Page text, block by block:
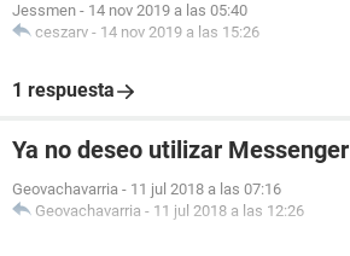
Jessmen - 14 nov 2019 a las 05:40
ceszarv - 14 nov 2019 a las 15:26
1 respuesta
Ya no deseo utilizar Messenger
Geovachavarria - 11 jul 2018 a las 07:16
Geovachavarria - 11 jul 2018 a las 12:26